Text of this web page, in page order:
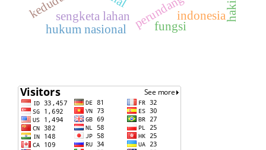
indonesia
sengketa lahan hakim
hukum nasional fungsi